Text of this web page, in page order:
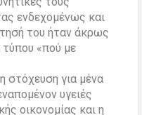
ενδεχομένως και
του ήταν άκρως
«πού με
στόχευση για μένα
υγειές
οικονομίας και η